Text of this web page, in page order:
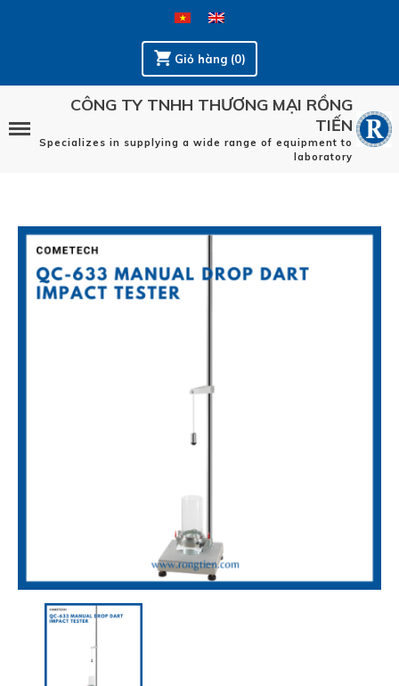
Giỏ hàng (0)
CÔNG TY TNHH THƯƠNG MẠI RỒNG
TIẾN
Specializes in supplying a wide range of equipment to
laboratory